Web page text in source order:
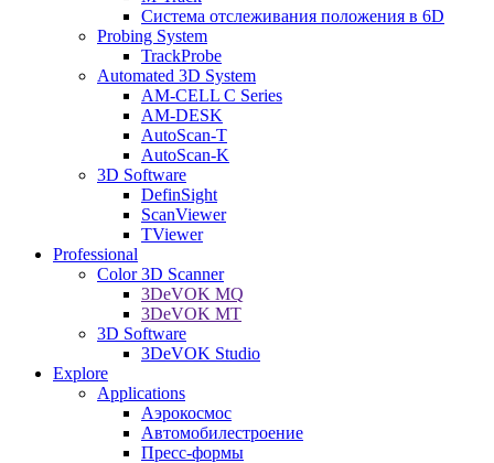
Система отслеживания положения в 6D
Probing System
TrackProbe
Automated 3D System
AM-CELL C Series
AM-DESK
AutoScan-T
AutoScan-K
3D Software
DefinSight
ScanViewer
TViewer
Professional
Color 3D Scanner
3DeVOK MQ
3DeVOK MT
3D Software
3DeVOK Studio
Explore
Applications
Аэрокосмос
Автомобилестроение
Пресс-формы